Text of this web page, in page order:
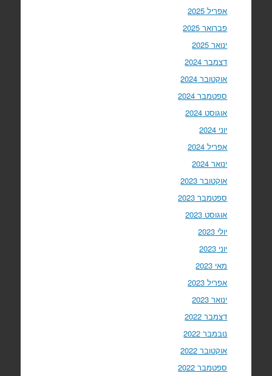
אפריל 2025
פברואר 2025
ינואר 2025
דצמבר 2024
אוקטובר 2024
ספטמבר 2024
אוגוסט 2024
יוני 2024
אפריל 2024
ינואר 2024
אוקטובר 2023
ספטמבר 2023
אוגוסט 2023
יולי 2023
יוני 2023
מאי 2023
אפריל 2023
ינואר 2023
דצמבר 2022
נובמבר 2022
אוקטובר 2022
ספטמבר 2022